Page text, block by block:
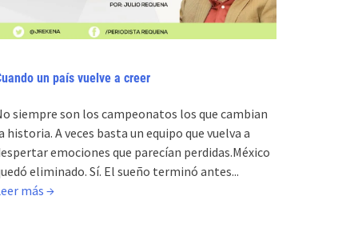
un país vuelve a creer
siempre son los campeonatos los que cambian
historia. A veces basta un equipo que vuelva a
emociones que parecían perdidas.México
eliminado. Sí. El sueño terminó antes...
más →